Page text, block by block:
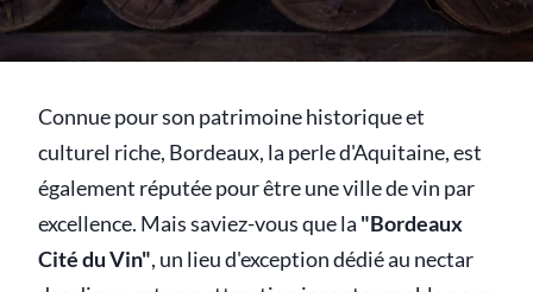
Connue pour son patrimoine historique et
culturel riche, Bordeaux, la perle d'Aquitaine, est
également réputée pour être une ville de vin par
excellence. Mais saviez-vous que la "Bordeaux
Cité du Vin", un lieu d'exception dédié au nectar